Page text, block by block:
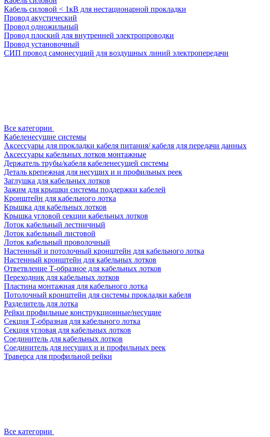
Кабель силовой < 1кВ для нестационарной прокладки
Провод акустический
Провод одножильный
Провод плоский для внутренней электропроводки
Провод установочный
СИП провод самонесущий для воздушных линий электропередачи
Все категории
Кабеленесущие системы
Аксессуары для прокладки кабеля питания/ кабеля для передачи данных
Аксессуары кабельных лотков монтажные
Держатель трубы/кабеля кабеленесущей системы
Деталь крепежная для несущих и и профильных реек
Заглушка для кабельных лотков
Зажим для крышки системы поддержки кабелей
Кронштейн для кабельного лотка
Крышка для кабельных лотков
Крышка угловой секции кабельных лотков
Лоток кабельный лестничный
Лоток кабельный листовой
Лоток кабельный проволочный
Настенный и потолочный кронштейн для кабельного лотка
Настенный кронштейн для кабельных лотков
Ответвление Т-образное для кабельных лотков
Переходник для кабельных лотков
Пластина монтажная для кабельного лотка
Потолочный кронштейн для системы прокладки кабеля
Разделитель для лотка
Рейки профильные конструкционные/несущие
Секция Т-образная для кабельного лотка
Секция угловая для кабельных лотков
Соединитель для кабельных лотков
Соединитель для несущих и и профильных реек
Траверса для профильной рейки
Все категории